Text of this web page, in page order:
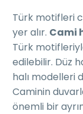
Türk motifleri
yer alır. Cami
Türk
edilebilir. Düz
halı modelleri
Caminin
önemli bir